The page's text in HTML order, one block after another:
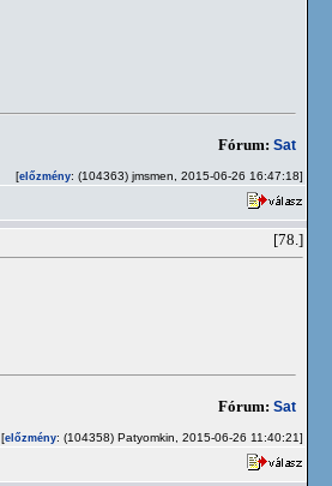
Fórum: Sat
[előzmény: (104363) jmsmen, 2015-06-26 16:47:18]
[78.]
Fórum: Sat
[előzmény: (104358) Patyomkin, 2015-06-26 11:40:21]